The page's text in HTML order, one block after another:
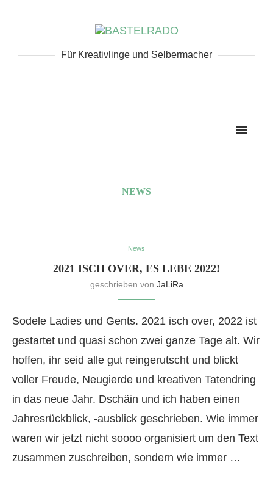
Für Kreativlinge und Selbermacher
NEWS
News
2021 ISCH OVER, ES LEBE 2022!
geschrieben von JaLiRa
Sodele Ladies und Gents. 2021 isch over, 2022 ist
gestartet und quasi schon zwei ganze Tage alt. Wir
hoffen, ihr seid alle gut reingerutscht und blickt
voller Freude, Neugierde und kreativen Tatendring
in das neue Jahr. Dschäin und ich haben einen
Jahresrückblick, -ausblick geschrieben. Wie immer
waren wir jetzt nicht soooo organisiert um den Text
zusammen zuschreiben, sondern wie immer …